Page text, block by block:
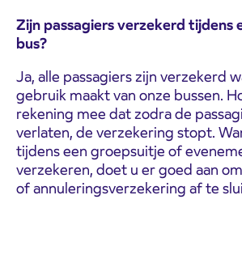
Zijn passagiers verzekerd tijdens
bus?
Ja, alle passagiers zijn verzekerd
gebruik maakt van onze bussen.
rekening mee dat zodra de
verlaten, de verzekering stopt.
tijdens een groepsuitje of
verzekeren, doet u er goed aan
of annuleringsverzekering af te